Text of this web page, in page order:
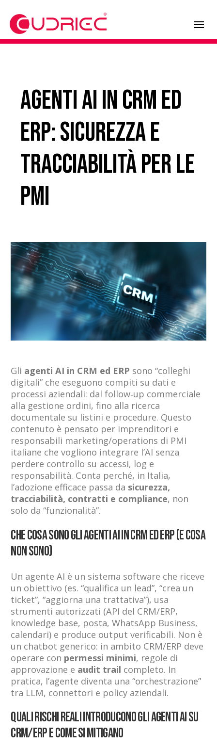
Agenti AI in CRM ed
ERP: sicurezza e
tracciabilità per le
PMI
Gli agenti AI in CRM ed ERP sono “colleghi
digitali” che eseguono compiti su dati e
processi aziendali: dal follow‑up commerciale
alla gestione ordini, fino alla ricerca
documentale su listini e procedure. Questo
contenuto è pensato per imprenditori e
responsabili marketing/operations di PMI
italiane che vogliono integrare l’AI senza
perdere controllo su accessi, log e
responsabilità. Conta perché, in Italia,
l’adozione efficace passa da sicurezza,
tracciabilità, contratti e compliance, non
solo da “funzionalità”.
Che cosa sono gli agenti AI in CRM ed ERP (e cosa
NON sono)
Un agente AI è un sistema software che riceve
un obiettivo (es. “qualifica un lead”, “crea un
ticket”, “aggiorna una trattativa”), usa
strumenti autorizzati (API del CRM/ERP,
knowledge base, posta, WhatsApp Business,
calendari) e produce output verificabili. Non è
un chatbot generico: in ambito CRM/ERP deve
operare con permessi minimi, regole di
approvazione e audit trail completo. In
pratica, l’agente diventa una “orchestrazione”
tra LLM, connettori e policy aziendali.
Quali rischi reali introducono gli agenti AI su
CRM/ERP e come si mitigano